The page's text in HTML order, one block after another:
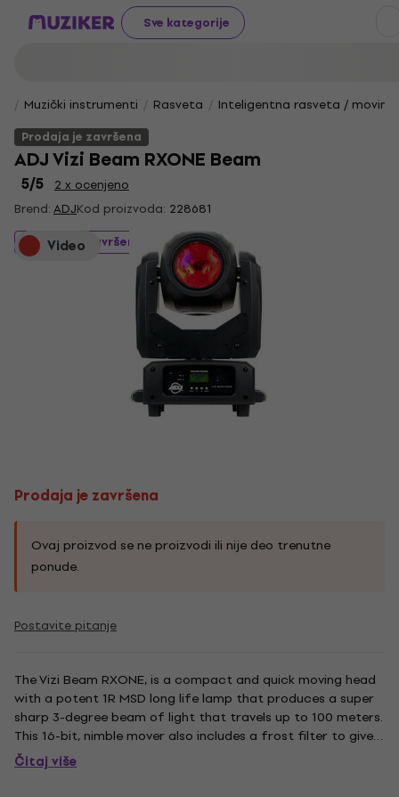
Sve kategorije
Muzički instrumenti Rasveta
Inteligentna rasveta / moving
Prodaja je završena
ADJ Vizi Beam RXONE Beam
5/5
2 x ocenjeno
Brend:ADJKod proizvoda: 228681
Video
Prodaja je završena
Prodaja je završena
Ovaj proizvod se ne proizvodi ili nije deo trenutne
ponude.
Postavite pitanje
The Vizi Beam RXONE, is a compact and quick moving head
with a potent 1R MSD long life lamp that produces a super
sharp 3-degree beam of light that travels up to 100 meters.
This 16-bit, nimble mover also includes a frost filter to give
the beam a wash effect of 21-degrees making this fixture
very useful for a variety of portable and permanent...
Čitaj više